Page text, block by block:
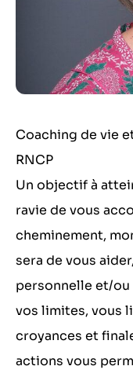
Coaching de vie
RNCP
Un objectif à
ravie de vous
cheminement,
sera de vous
personnelle et/
vos limites, vous
croyances et
actions vous